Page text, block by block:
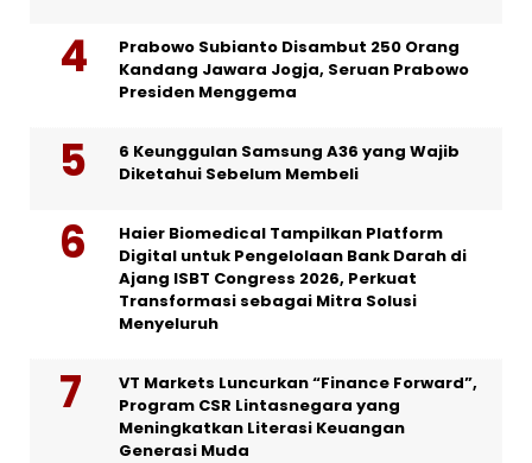
Prabowo Subianto Disambut 250 Orang
Kandang Jawara Jogja, Seruan Prabowo
Presiden Menggema
6 Keunggulan Samsung A36 yang Wajib
Diketahui Sebelum Membeli
Haier Biomedical Tampilkan Platform
Digital untuk Pengelolaan Bank Darah di
Ajang ISBT Congress 2026, Perkuat
Transformasi sebagai Mitra Solusi
Menyeluruh
VT Markets Luncurkan “Finance Forward”,
Program CSR Lintasnegara yang
Meningkatkan Literasi Keuangan
Generasi Muda